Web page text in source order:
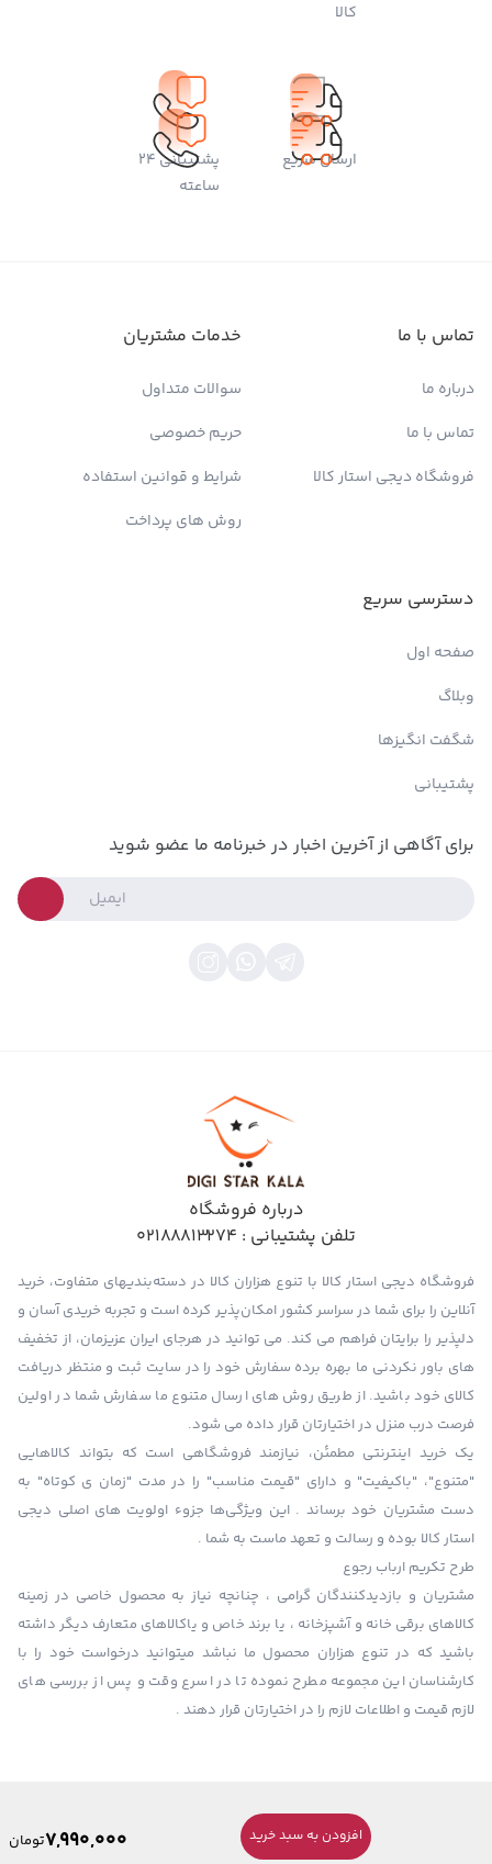
7,990,000تومان افزودن به سبد خرید
کالا
ارسال سریع
پشتیبانی 24
ساعته
تماس با ما
درباره ما
تماس با ما
فروشگاه دیجی استار کالا
خدمات مشتریان
سوالات متداول
حریم خصوصی
شرایط و قوانین استفاده
روش های پرداخت
دسترسی سریع
صفحه اول
وبلاگ
شگفت انگیزها
پشتیبانی
برای آگاهی از آخرین اخبار در خبرنامه ما عضو شوید
درباره فروشگاه
تلفن پشتیبانی : 02188813274
فروشگاه دیجی استار کالا با تنوع هزاران کالا در دسته‌بندیهای متفاوت، خرید
آنلاین را برای شما در سراسر کشور امکان‌پذیر کرده است و تجربه خریدی آسان و
دلپذیر را برایتان فراهم می کند. می توانید در هرجای ایران عزیزمان، از تخفیف
های باور نکردنی ما بهره برده سفارش خود را در سایت ثبت و منتظر دریافت
کالای خود باشید. از طریق روش های ارسال متنوع ما سفارش شما در اولین
فرصت درب منزل در اختیارتان قرار داده می شود.
یک خرید اینترنتی مطمئن، نیازمند فروشگاهی است که بتواند کالاهایی
"متنوع"، "باکیفیت" و دارای "قیمت مناسب" را در مدت "زمان ی کوتاه" به
دست مشتریان خود برساند . این ویژگی‌ها جزوء اولویت های اصلی دیجی
استار کالا بوده و رسالت و تعهد ماست به شما .
طرح تکریم ارباب رجوع
مشتریان و بازدیدکنندگان گرامی ، چنانچه نیاز به محصول خاصی در زمینه
کالاهای برقی خانه و آشپزخانه ، یا برند خاص و یاکالاهای متعارف دیگر داشته
باشید که در تنوع هزاران محصول ما نباشد میتوانید درخواست خود را با
کارشناسان این مجموعه مطرح نموده تا در اسرع وقت و پس از بررسی های
لازم قیمت و اطلاعات لازم را در اختیارتان قرار دهند .
ساخته شده بافروشگاه ساز میهن شاپ